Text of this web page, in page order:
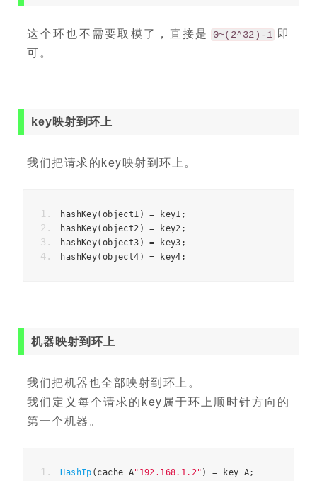
这个环也不需要取模了，直接是 0~(2^32)-1 即
可。
key映射到环上
我们把请求的key映射到环上。
hashKey( object1 ) = key1 ;
hashKey( object2 ) = key2 ;
hashKey( object3 ) = key3 ;
hashKey( object4 ) = key4 ;
机器映射到环上
我们把机器也全部映射到环上。
我们定义每个请求的key属于环上顺时针方向的
第一个机器。
HashIp ( cache A"192.168.1.2" ) = key A;